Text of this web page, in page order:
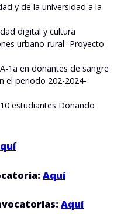
y de la universidad a la
digital y cultura
urbano-rural- Proyecto
1a en donantes de sangre
el periodo 202-2024-
estudiantes Donando
Aquí
Aquí